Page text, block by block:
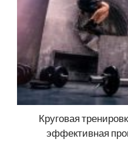
Круговая
эффективная